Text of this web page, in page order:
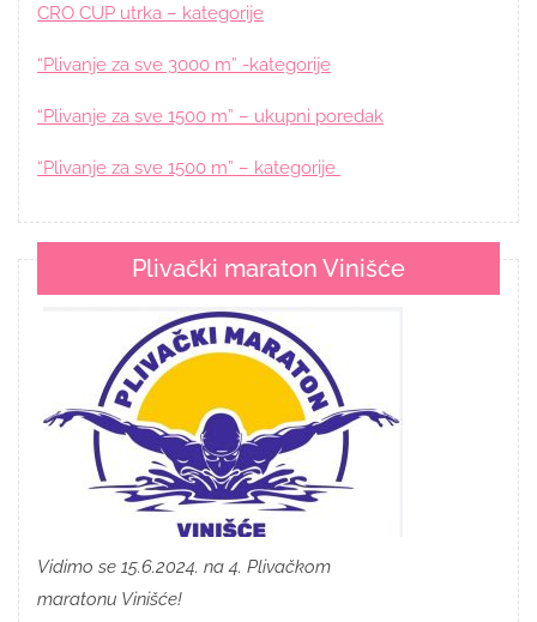
CRO CUP utrka – kategorije
“Plivanje za sve 3000 m” -kategorije
“Plivanje za sve 1500 m” – ukupni poredak
“Plivanje za sve 1500 m” – kategorije
Plivački maraton Vinišće
Vidimo se 15.6.2024. na 4. Plivačkom
maratonu Vinišće!